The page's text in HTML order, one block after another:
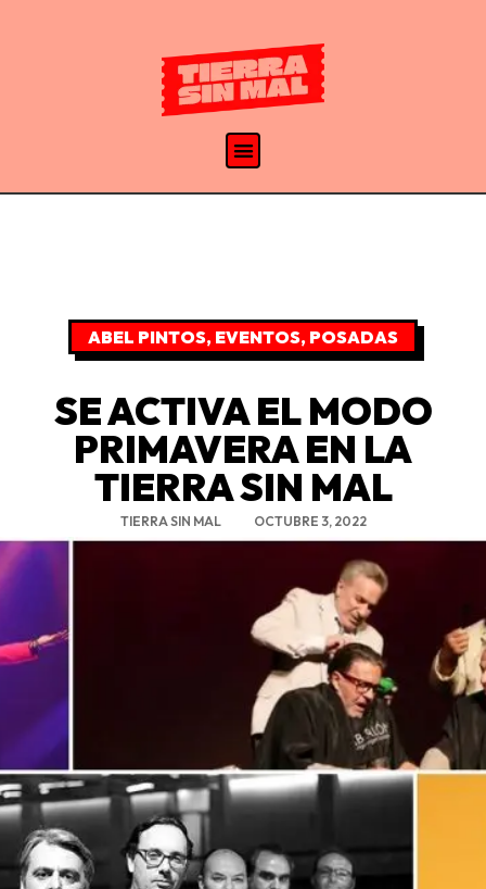
ABEL PINTOS, EVENTOS, POSADAS
SE ACTIVA EL MODO
PRIMAVERA EN LA
TIERRA SIN MAL
TIERRA SIN MAL OCTUBRE 3, 2022